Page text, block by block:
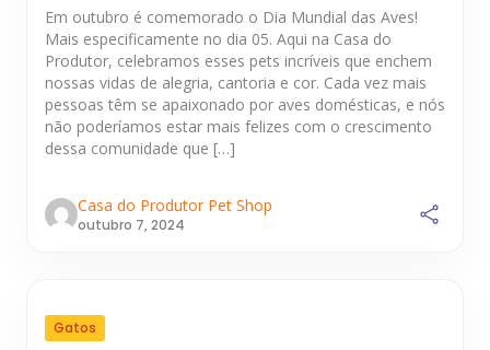
Em outubro é comemorado o Dia Mundial das Aves!
Mais especificamente no dia 05. Aqui na Casa do
Produtor, celebramos esses pets incríveis que enchem
nossas vidas de alegria, cantoria e cor. Cada vez mais
pessoas têm se apaixonado por aves domésticas, e nós
não poderíamos estar mais felizes com o crescimento
dessa comunidade que […]
Casa do Produtor Pet Shop
outubro 7, 2024
Gatos